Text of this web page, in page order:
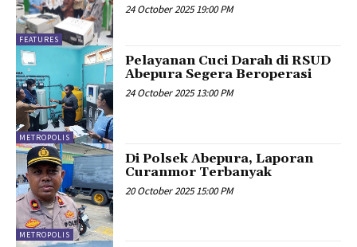
FEATURES
24 October 2025 19:00 PM
METROPOLIS
Pelayanan Cuci Darah di RSUD
Abepura Segera Beroperasi
24 October 2025 13:00 PM
METROPOLIS
Di Polsek Abepura, Laporan
Curanmor Terbanyak
20 October 2025 15:00 PM